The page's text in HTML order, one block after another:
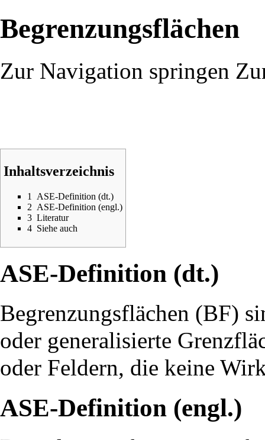
Begrenzungsflächen
Zur Navigation springen
Inhaltsverzeichnis
1
ASE-Definition (dt.)
2 ASE-Definition (engl.)
3 Literatur
4 Siehe auch
ASE-Definition (dt.)
​Begrenzungsflächen (BF)
oder generalisierte
oder Feldern, die keine
ASE-Definition (engl.)